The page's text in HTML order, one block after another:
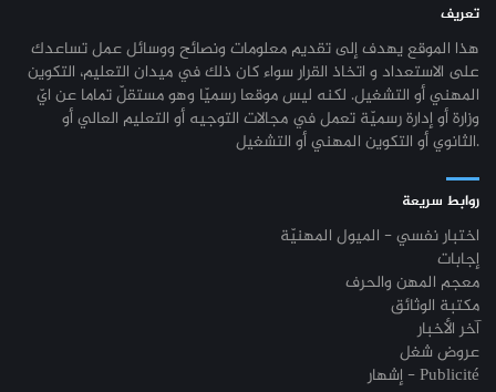
تعريف
هذا الموقع يهدف إلى تقديم معلومات ونصائح ووسائل عمل تساعدك
على الاستعداد و اتخاذ القرار سواء كان ذلك في ميدان التعليم، التكوين
المهني أو التشغيل. لكنه ليس موقعا رسميّا وهو مستقلّ تماما عن ايّ
وزارة أو إدارة رسميّة تعمل في مجالات التوجيه أو التعليم العالي أو
الثانوي أو التكوين المهني أو التشغيل.
روابط سريعة
اختبار نفسي - الميول المهنيّة
إجابات
معجم المهن والحرف
مكتبة الوثائق
آخر الأخبار
عروض شغل
إشهار - Publicité